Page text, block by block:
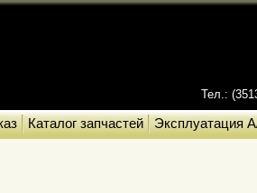
Тел.:
Каталог запчастей Эксплуатация